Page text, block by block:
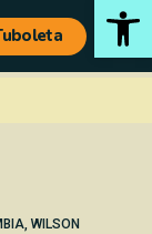
WILSON